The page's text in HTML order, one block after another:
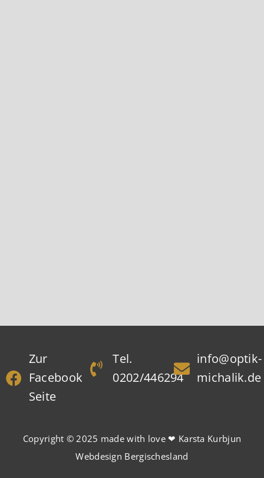
Zur
Facebook
Seite
Tel.
0202/446294
info@optik-
michalik.de
Copyright © 2025 made with love ❤ Karsta Kurbjun
Webdesign Bergischesland